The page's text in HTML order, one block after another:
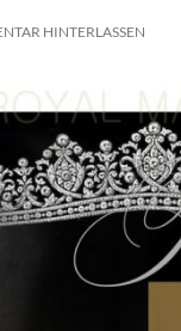
HINTERLASSEN